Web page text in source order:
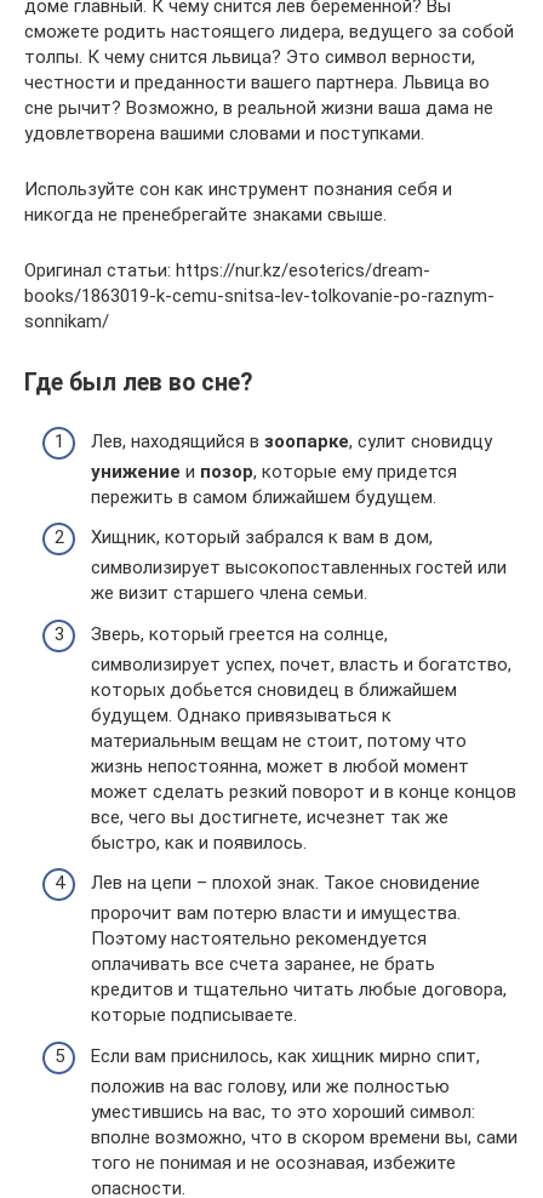
доме главный. К чему снится лев беременной? Вы
сможете родить настоящего лидера, ведущего за собой
толпы. К чему снится львица? Это символ верности,
честности и преданности вашего партнера. Львица во
сне рычит? Возможно, в реальной жизни ваша дама не
удовлетворена вашими словами и поступками.
Используйте сон как инструмент познания себя и
никогда не пренебрегайте знаками свыше.
Оригинал статьи: https://nur.kz/esoterics/dream-
books/1863019-k-cemu-snitsa-lev-tolkovanie-po-raznym-
sonnikam/
Где был лев во сне?
Лев, находящийся в зоопарке, сулит сновидцу
унижение и позор, которые ему придется
пережить в самом ближайшем будущем.
Хищник, который забрался к вам в дом,
символизирует высокопоставленных гостей или
же визит старшего члена семьи.
Зверь, который греется на солнце,
символизирует успех, почет, власть и богатство,
которых добьется сновидец в ближайшем
будущем. Однако привязываться к
материальным вещам не стоит, потому что
жизнь непостоянна, может в любой момент
может сделать резкий поворот и в конце концов
все, чего вы достигнете, исчезнет так же
быстро, как и появилось.
Лев на цепи – плохой знак. Такое сновидение
пророчит вам потерю власти и имущества.
Поэтому настоятельно рекомендуется
оплачивать все счета заранее, не брать
кредитов и тщательно читать любые договора,
которые подписываете.
Если вам приснилось, как хищник мирно спит,
положив на вас голову, или же полностью
уместившись на вас, то это хороший символ:
вполне возможно, что в скором времени вы, сами
того не понимая и не осознавая, избежите
опасности.